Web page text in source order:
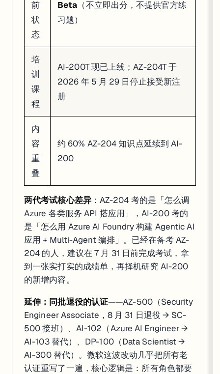
前
状
态
Beta （不立即出分，不提供官方练
习题）
培
训
课
程
AI-200T 现已上线；AZ-204T 于
2026 年 5 月 29 日停止接受新注
册
内
容
重
叠
约 60% AZ-204 知识点延续到 AI-
200
两代考试核心差异：AZ-204 考的是「怎么调
Azure 各类服务 API 搭应用」，AI-200 考的
是「怎么用 Azure AI Foundry 构建 Agentic AI
应用 + Multi-Agent 编排」。已经在备考 AZ-
204 的人，建议在 7 月 31 日前完成考试，拿
到一张实打实的成绩单，再择机研究 AI-200
的新增内容。
延伸：同批退役的认证——AZ-500（Security
Engineer Associate，8 月 31 日退役 → SC-
500 接班）、AI-102（Azure AI Engineer →
AI-103 替代）、DP-100（Data Scientist →
AI-300 替代）。微软这波改动几乎把所有老
认证重写了一遍，核心逻辑是：所有角色都要